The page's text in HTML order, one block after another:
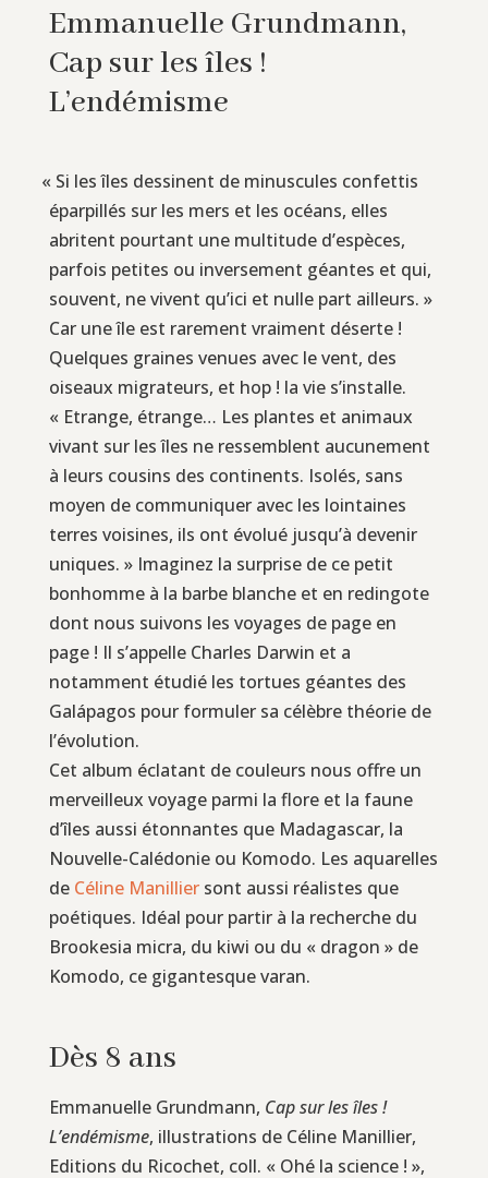
Emmanuelle Grundmann,
Cap sur les îles !
L’endémisme
« Si les îles dessinent de minuscules confettis
éparpillés sur les mers et les océans, elles
abritent pourtant une multitude d’espèces,
parfois petites ou inversement géantes et qui,
souvent, ne vivent qu’ici et nulle part ailleurs. »
Car une île est rarement vraiment déserte !
Quelques graines venues avec le vent, des
oiseaux migrateurs, et hop ! la vie s’installe.
« Etrange, étrange… Les plantes et animaux
vivant sur les îles ne ressemblent aucunement
à leurs cousins des continents. Isolés, sans
moyen de communiquer avec les lointaines
terres voisines, ils ont évolué jusqu’à devenir
uniques. » Imaginez la surprise de ce petit
bonhomme à la barbe blanche et en redingote
dont nous suivons les voyages de page en
page ! Il s’appelle Charles Darwin et a
notamment étudié les tortues géantes des
Galápagos pour formuler sa célèbre théorie de
l’évolution.
Cet album éclatant de couleurs nous offre un
merveilleux voyage parmi la flore et la faune
d’îles aussi étonnantes que Madagascar, la
Nouvelle-Calédonie ou Komodo. Les aquarelles
de Céline Manilliersont aussi réalistes que
poétiques. Idéal pour partir à la recherche du
Brookesia micra, du kiwi ou du « dragon » de
Komodo, ce gigantesque varan.
Dès 8 ans
Emmanuelle Grundmann, Cap sur les îles !
L’endémisme, illustrations de Céline Manillier,
Editions du Ricochet, coll. « Ohé la science ! »,